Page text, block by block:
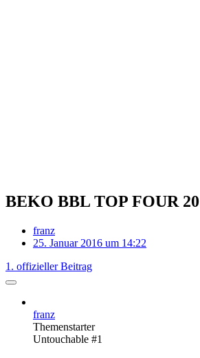
BEKO BBL TOP FOUR
franz
25. Januar 2016 um 14:22
1. offizieller Beitrag
franz
Themenstarter
Untouchable #1